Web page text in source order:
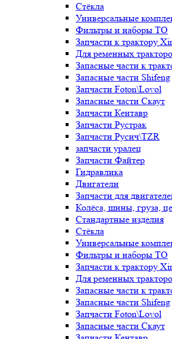
Стёкла
Универсальные
Фильтры и наборы ТО
Запчасти к трактору
Для ременных
Запасные части к
Запасные части Shifeng
Запчасти Foton\Lovol
Запасные части Скаут
Запчасти Кентавр
Запчасти Рустрак
Запчасти Русич\TZR
запчасти уралец
Запчасти Файтер
Гидравлика
Двигатели
Запчасти для
Колёса, шины, груза,
Стандартные изделия
Стёкла
Универсальные
Фильтры и наборы ТО
Запчасти к трактору
Для ременных
Запасные части к
Запасные части Shifeng
Запчасти Foton\Lovol
Запасные части Скаут